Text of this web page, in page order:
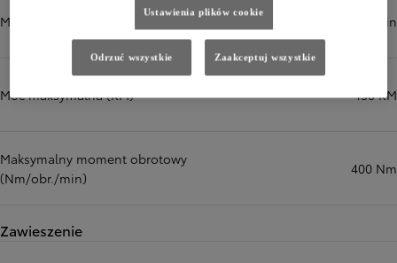
Maksymalna moc (kW/obr./min) 110 kW/obr./min
Moc maksymalna (KM) 150 KM
Maksymalny moment obrotowy
(Nm/obr./min)
400 Nm
Zawieszenie
Ustawienia plików cookie
Odrzuć wszystkie Zaakceptuj wszystkie